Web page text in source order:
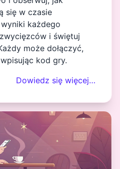
się w czasie
każdego
i świętuj
może dołączyć,
kod gry.
Dowiedz się więcej…